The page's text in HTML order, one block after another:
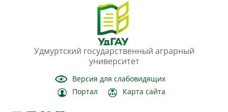
Удмуртский государственный аграрный
университет
Версия для слабовидящих
Портал
Карта сайта